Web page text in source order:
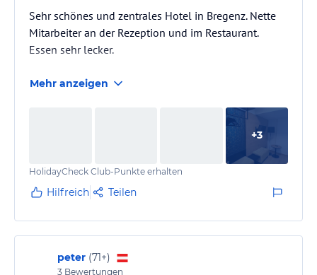
Sehr schönes und zentrales Hotel in Bregenz. Nette
Mitarbeiter an der Rezeption und im Restaurant.
Essen sehr lecker.
Mehr anzeigen
+3
HolidayCheck Club-Punkte erhalten
Hilfreich Teilen
peter (71+)
3 Bewertungen